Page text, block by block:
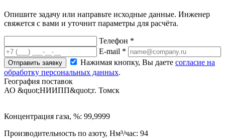
Опишите задачу или направьте исходные данные. Инженер
свяжется с вами и уточнит параметры для расчёта.
Телефон *
E-mail *
Отправить заявку Нажимая кнопку, Вы даете согласие на
обработку персональных данных.
География поставок
АО &quot;НИИПП&quot;г. Томск
Концентрация газа, %: 99,9999
Производительность по азоту, Нм³/час: 94